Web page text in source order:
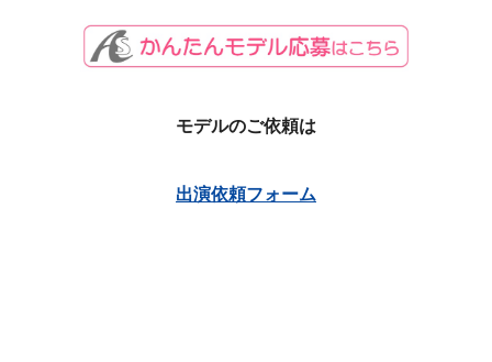
モデルのご依頼は
出演依頼フォーム